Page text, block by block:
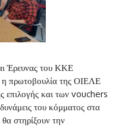
Έρευνας του ΚΚΕ
η πρωτοβουλία της ΟΙΕΛΕ
επιλογής και των vouchers
του κόμματος στα
στηρίξουν την